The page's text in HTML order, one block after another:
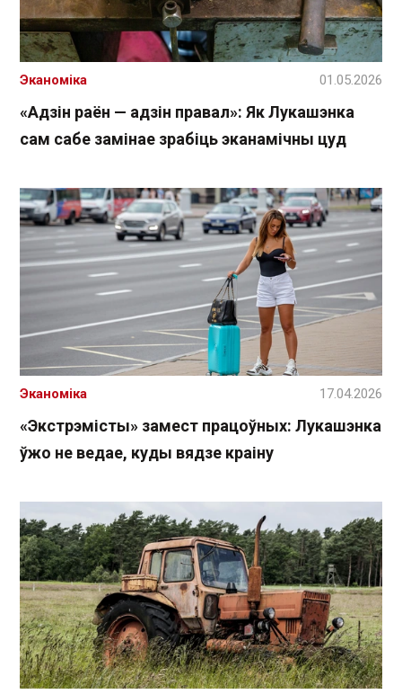
«Адзін раён — адзін правал»: Як Лукашэнка
сам сабе замінае зрабіць эканамічны цуд
Эканоміка 01.05.2026
«Экстрэмісты» замест працоўных: Лукашэнка
ўжо не ведае, куды вядзе краіну
Эканоміка 17.04.2026